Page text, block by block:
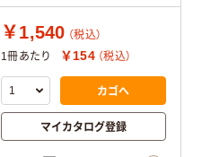
￥1,540 （税込）
1冊あたり
￥154 （税込）
カゴへ
マイカタログ登録